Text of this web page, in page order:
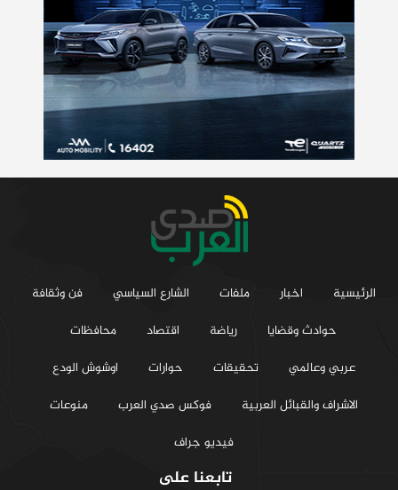
الرئيسية اخبار ملفات الشارع السياسي
فن وثقافة
حوادث وقضايا
رياضة اقتصاد
محافظات
عربي وعالمي
تحقيقات حوارات
اوشوش الودع
الاشراف والقبائل العربية
فوكس صدي العرب
منوعات
فيديو جراف
تابعنا على